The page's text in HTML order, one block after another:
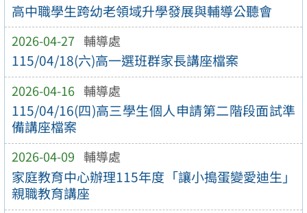
高中職學生跨幼老領域升學發展與輔導公聽會
2026-04-27 輔導處
115/04/18(六)高一選班群家長講座檔案
2026-04-16 輔導處
115/04/16(四)高三學生個人申請第二階段面試準
備講座檔案
2026-04-09 輔導處
家庭教育中心辦理115年度「讓小搗蛋變愛迪生」
親職教育講座